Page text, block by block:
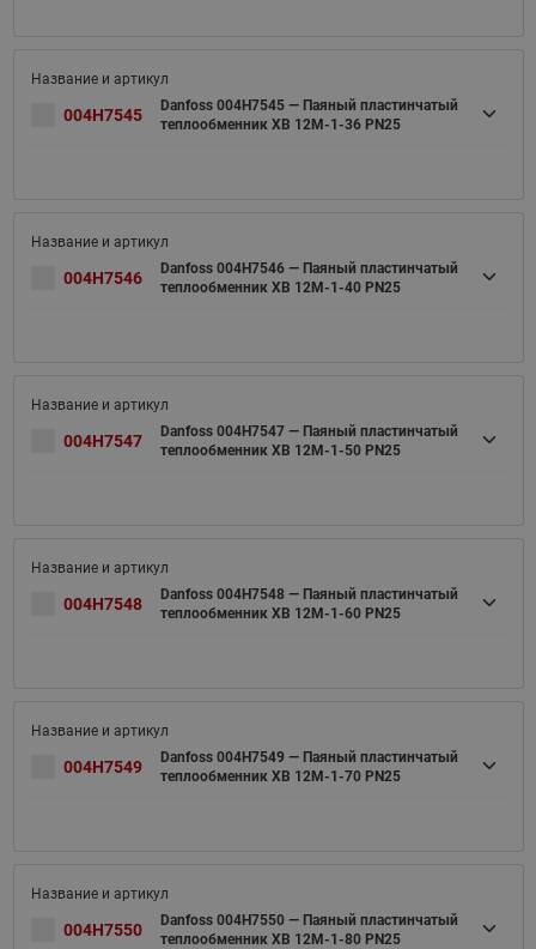
004H7545
Danfoss 004H7545 — Паяный пластинчатый
теплообменник XB 12M-1-36 PN25
004H7546
Danfoss 004H7546 — Паяный пластинчатый
теплообменник XB 12M-1-40 PN25
004H7547
Danfoss 004H7547 — Паяный пластинчатый
теплообменник XB 12M-1-50 PN25
004H7548
Danfoss 004H7548 — Паяный пластинчатый
теплообменник XB 12M-1-60 PN25
004H7549
Danfoss 004H7549 — Паяный пластинчатый
теплообменник XB 12M-1-70 PN25
004H7550
Danfoss 004H7550 — Паяный пластинчатый
теплообменник XB 12M-1-80 PN25